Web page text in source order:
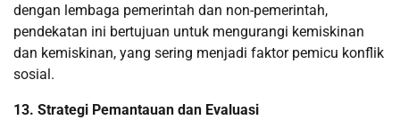
dengan lembaga pemerintah dan non-pemerintah,
pendekatan ini bertujuan untuk mengurangi kemiskinan
dan kemiskinan, yang sering menjadi faktor pemicu konflik
sosial.
13. Strategi Pemantauan dan Evaluasi